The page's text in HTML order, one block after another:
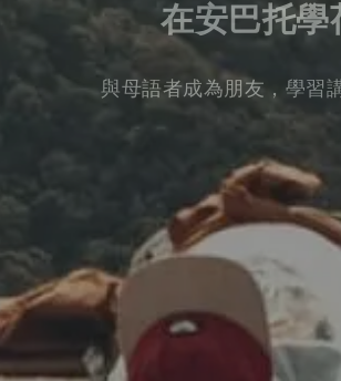
在安巴托學
與母語者成為朋友，學習